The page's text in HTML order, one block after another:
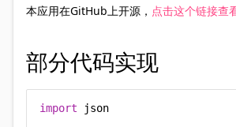
本应用在GitHub上开源， 点击这个链接查
部分代码实现
import json